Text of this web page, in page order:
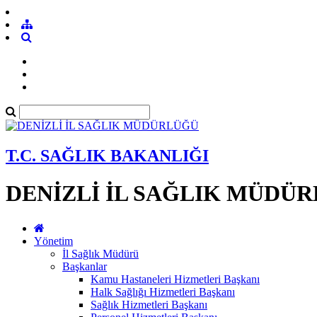
T.C. SAĞLIK BAKANLIĞI
DENİZLİ İL SAĞLIK
Yönetim
İl Sağlık Müdürü
Başkanlar
Kamu Hastaneleri Hizmetleri Başkanı
Halk Sağlığı Hizmetleri Başkanı
Sağlık Hizmetleri Başkanı